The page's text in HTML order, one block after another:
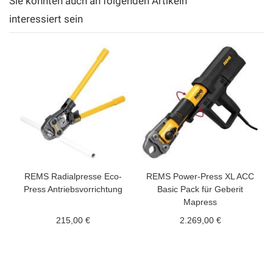
interessiert sein
REMS Radialpresse Eco-
Press Antriebsvorrichtung
215,00 €
REMS Power-Press XL ACC
Basic Pack für Geberit
Mapress
2.269,00 €